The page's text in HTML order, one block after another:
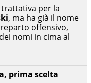
prima scelta
per la
, ma ha già il nome
offensivo,
nomi in cima al